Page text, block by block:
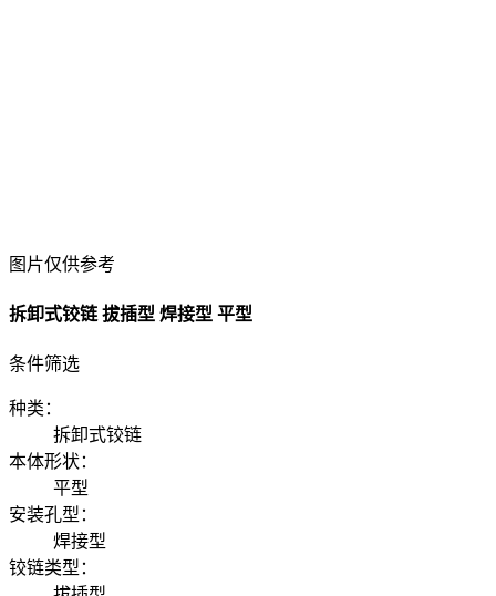
图片仅供参考
拆卸式铰链 拔插型 焊接型 平型
条件筛选
种类 ：
拆卸式铰链
本体形状：
平型
安装孔型 ：
焊接型
铰链类型 ：